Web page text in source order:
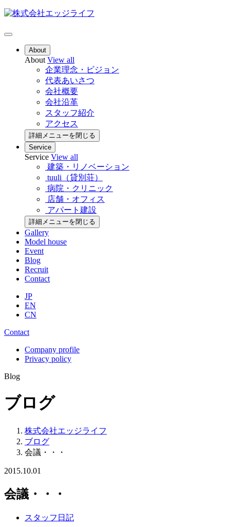
About
About View all
企業理念・ビジョン
代表あいさつ
会社概要
会社沿革
スタッフ紹介
アクセス
詳細メニューを閉じる
Service
Service View all
建築・リノベーション
tuuli（貸別荘）
病院・クリニック
店舗・オフィス
アパート建設
詳細メニューを閉じる
Gallery
Model house
Event
Blog
Recruit
Contact
JP
EN
CN
Contact
Company profile
Privacy policy
Blog
ブログ
株式会社エッジライフ
ブログ
会議・・・
2015.10.01
会議・・・
スタッフ日記